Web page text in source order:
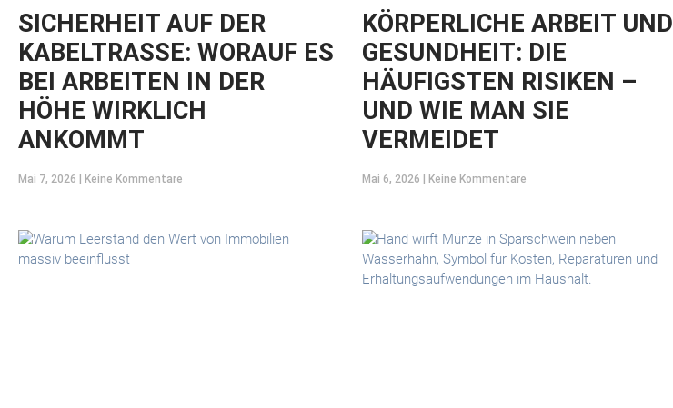
SICHERHEIT AUF DER
KABELTRASSE: WORAUF ES
BEI ARBEITEN IN DER
HÖHE WIRKLICH
ANKOMMT
Mai 7, 2026 Keine Kommentare
KÖRPERLICHE ARBEIT UND
GESUNDHEIT: DIE
HÄUFIGSTEN RISIKEN –
UND WIE MAN SIE
VERMEIDET
Mai 6, 2026 Keine Kommentare